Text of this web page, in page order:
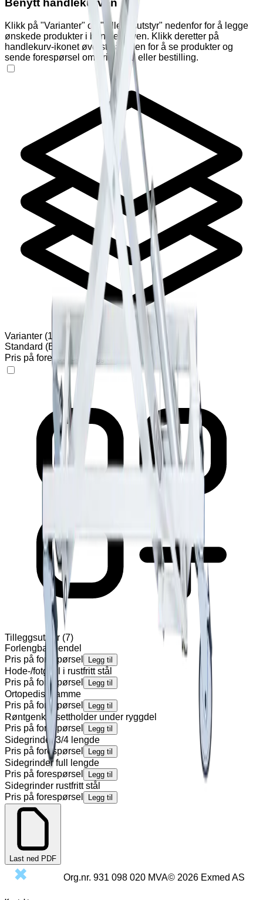
Benytt handlekurven
Klikk på "Varianter" og "Tilleggsutstyr" nedenfor for å legge
ønskede produkter i handlekurven. Klikk deretter på
handlekurv-ikonet øverst på siden for å se produkter og
sende forespørsel om pristilbud eller bestilling.
Varianter (1
Standard (BxL): 96×218 cm
Pris på forespørsel
Legg til
Tilleggsutstyr (7)
Forlengbar bendel
Pris på forespørsel
Legg til
Hode-/fotgavl i rustfritt stål
Pris på forespørsel
Legg til
Ortopedisk ramme
Pris på forespørsel
Legg til
Røntgenkassettholder under ryggdel
Pris på forespørsel
Legg til
Sidegrinder 3/4 lengde
Pris på forespørsel
Legg til
Sidegrinder full lengde
Pris på forespørsel
Legg til
Sidegrinder rustfritt stål
Pris på forespørsel
Legg til
Last ned PDF
Org.nr. 931 098 020 MVA© 2026 Exmed AS